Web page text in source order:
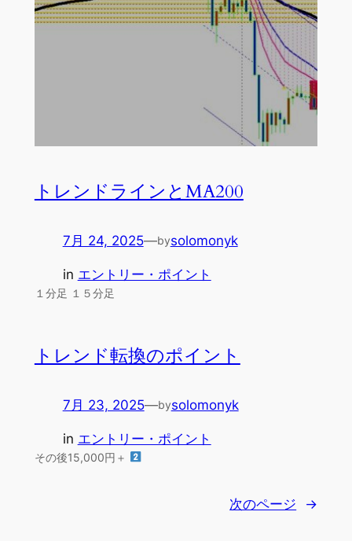
トレンドラインとMA200
7月 24, 2025—bysolomonyk
in エントリー・ポイント
１分足 １５分足
トレンド転換のポイント
7月 23, 2025—bysolomonyk
in エントリー・ポイント
その後15,000円＋
次のページ →